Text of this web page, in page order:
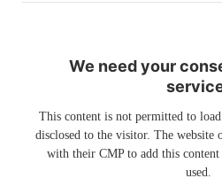
We need your
This content is not permitted to
disclosed to the visitor. The website
with their CMP to add this
used.